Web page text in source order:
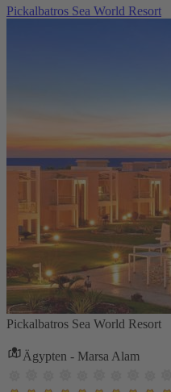
Pickalbatros Sea World Resort
Pickalbatros Sea World Resort
Ägypten - Marsa Alam